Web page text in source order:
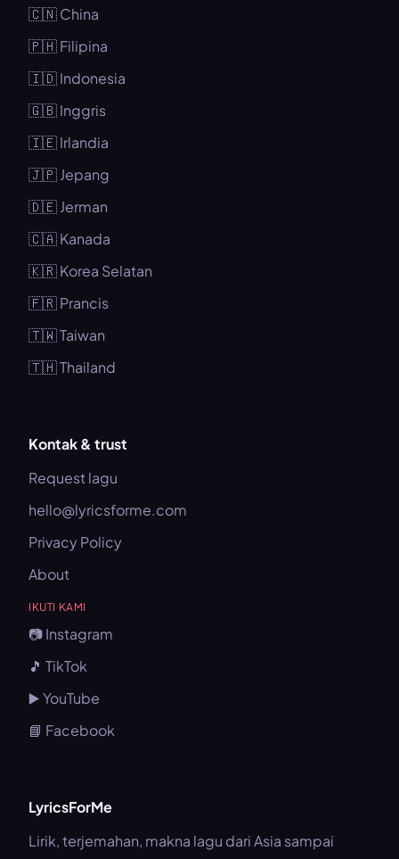
🇨🇳 China
🇵🇭 Filipina
🇮🇩 Indonesia
🇬🇧 Inggris
🇮🇪 Irlandia
🇯🇵 Jepang
🇩🇪 Jerman
🇨🇦 Kanada
🇰🇷 Korea Selatan
🇫🇷 Prancis
🇹🇼 Taiwan
🇹🇭 Thailand
Kontak & trust
Request lagu
hello@lyricsforme.com
Privacy Policy
About
IKUTI KAMI
📷 Instagram
🎵 TikTok
▶️ YouTube
📘 Facebook
LyricsForMe
Lirik, terjemahan, makna lagu dari Asia sampai